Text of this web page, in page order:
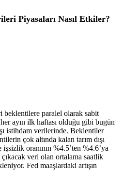
Piyasaları Nasıl Etkiler?
beklentilere paralel olarak sabit
ayın ilk haftası olduğu gibi bugün
istihdam verilerinde. Beklentiler
çok altında kalan tarım dışı
oranının %4.5’ten %4.6’ya
veri olan ortalama saatlik
Fed maaşlardaki artışın